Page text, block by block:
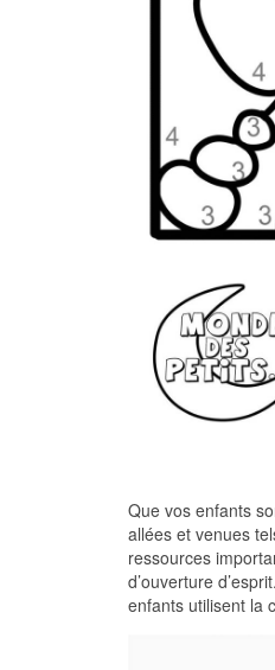
Que vos enfants
allées et venues
ressources
d’ouverture
enfants utilisent la